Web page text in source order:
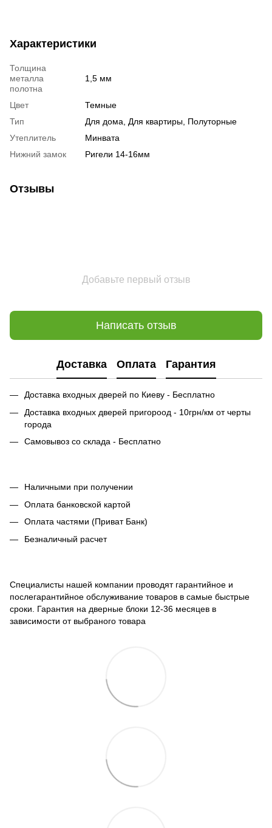
Характеристики
Толщина
металла
полотна
1,5 мм
Цвет
Темные
Тип
Для дома, Для квартиры, Полуторные
Утеплитель
Минвата
Нижний замок
Ригели 14-16мм
Отзывы
Добавьте первый отзыв
Написать отзыв
Доставка Оплата Гарантия
Доставка входных дверей по Киеву - Бесплатно
Доставка входных дверей пригороод - 10грн/км от черты
города
Самовывоз со склада - Бесплатно
Наличными при получении
Оплата банковской картой
Оплата частями (Приват Банк)
Безналичный расчет
Специалисты нашей компании проводят гарантийное и
послегарантийное обслуживание товаров в самые быстрые
сроки. Гарантия на дверные блоки 12-36 месяцев в
зависимости от выбраного товара